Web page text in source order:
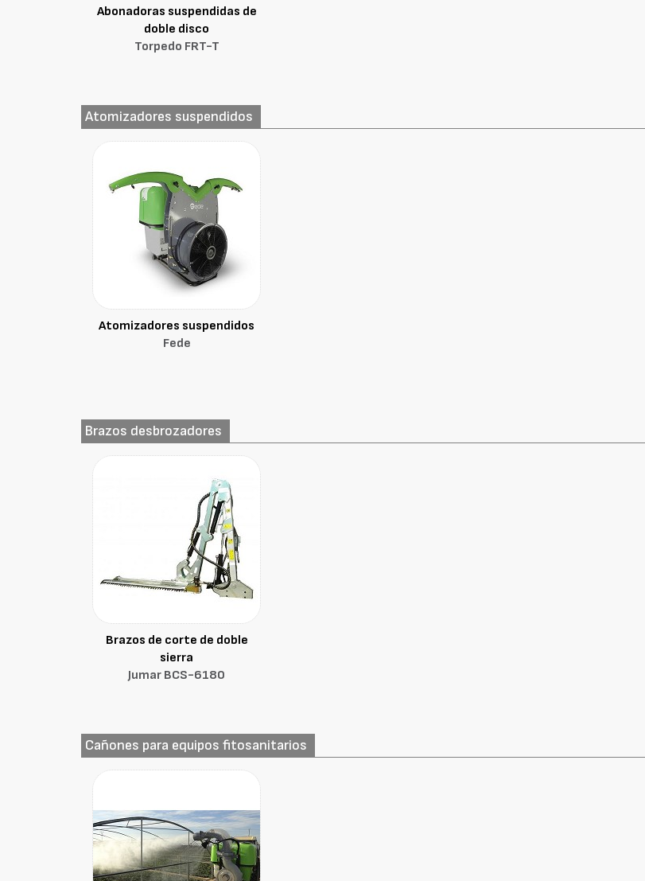
Abonadoras suspendidas de
doble disco
Torpedo FRT-T
Atomizadores suspendidos
Atomizadores suspendidos
Fede
Brazos desbrozadores
Brazos de corte de doble
sierra
Jumar BCS-6180
Cañones para equipos fitosanitarios